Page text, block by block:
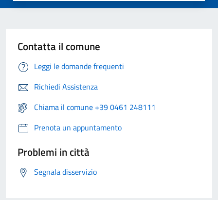
Contatta il comune
Leggi le domande frequenti
Richiedi Assistenza
Chiama il comune +39 0461 248111
Prenota un appuntamento
Problemi in città
Segnala disservizio